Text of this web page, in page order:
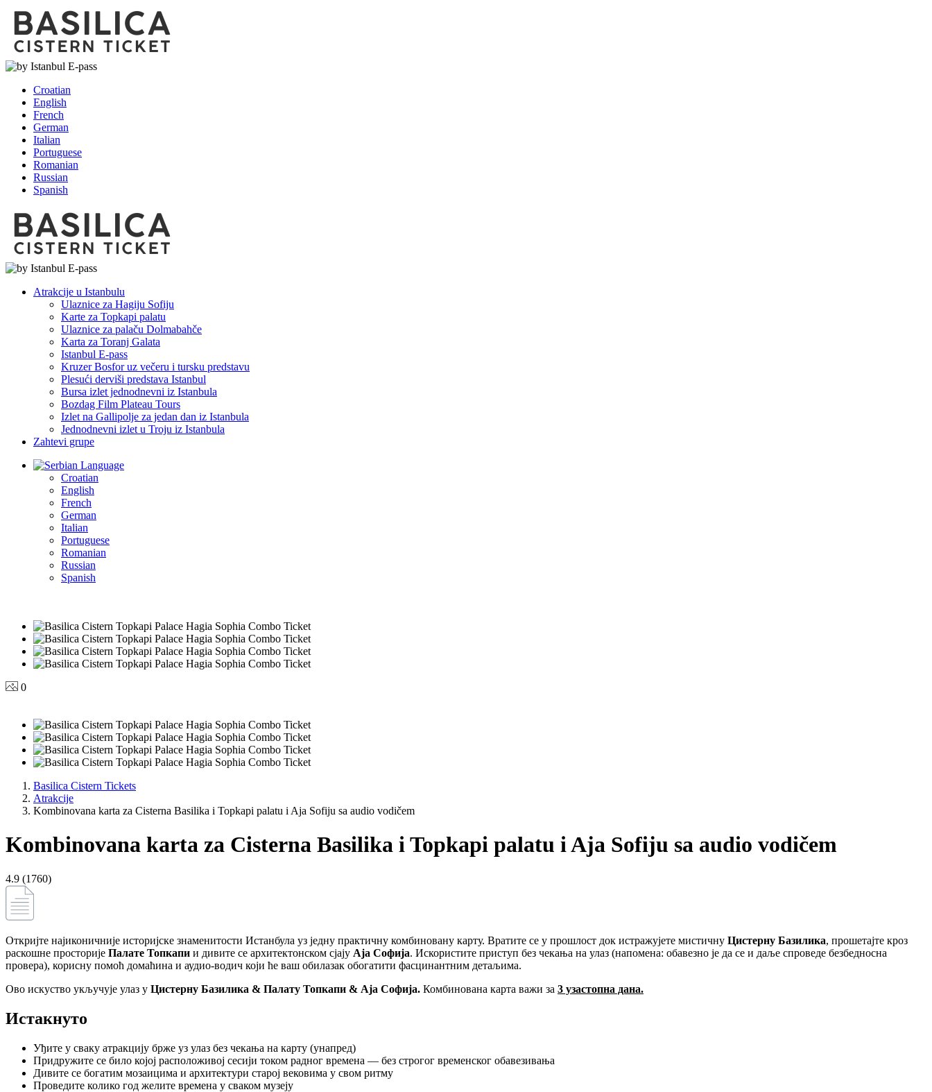
Croatian
English
French
German
Italian
Portuguese
Romanian
Russian
Spanish
Atrakcije u Istanbulu
Ulaznice za Hagiju Sofiju
Karte za Topkapi palatu
Ulaznice za palaču Dolmabahče
Karta za Toranj Galata
Istanbul E-pass
Kruzer Bosfor uz večeru i tursku predstavu
Plesući derviši predstava Istanbul
Bursa izlet jednodnevni iz Istanbula
Bozdag Film Plateau Tours
Izlet na Gallipolje za jedan dan iz Istanbula
Jednodnevni izlet u Troju iz Istanbula
Zahtevi grupe
Language
Croatian
English
French
German
Italian
Portuguese
Romanian
Russian
Spanish
0
Basilica Cistern Tickets
Atrakcije
Kombinovana karta za Cisterna Basilika i Topkapi palatu i Aja Sofiju sa audio vodičem
Kombinovana karta za Cisterna Basilika i Topkapi palatu i Aja Sofiju sa audio vodičem
4.9 (1760)
Откријте најиконичније историјске знаменитости Истанбула уз једну практичну комбиновану карту. Вратите се у прошлост док истражујете мистичну Цистерну Базилика, прошетајте кроз
раскошне просторије Палате Топкапи и дивите се архитектонском сјају Аја Софија. Искористите приступ без чекања на улаз (напомена: обавезно је да се и даље спроведе безбедносна
провера), корисну помоћ домаћина и аудио-водич који ће ваш обилазак обогатити фасцинантним детаљима.
Ово искуство укључује улаз у Цистерну Базилика & Палату Топкапи & Аја Софија. Комбинована карта важи за 3 узастопна дана.
Истакнуто
Уђите у сваку атракцију брже уз улаз без чекања на карту (унапред)
Придружите се било којој расположивој сесији током радног времена — без строгог временског обавезивања
Дивите се богатим мозаицима и архитектури старој вековима у свом ритму
Проведите колико год желите времена у сваком музеју